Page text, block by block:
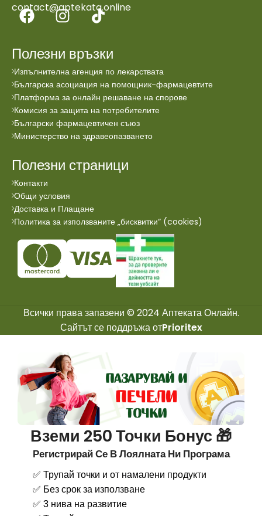
contact@aptekata.online
Полезни връзки
Изпълнителна агенция по лекарствата
Българска асоциация на помощник-фармацевтите
Платформа за онлайн решаване на спорове
Комисия за защита на потребителите
Български фармацевтичен съюз
Министерство на здравеопазването
Полезни страници
Контакти
Общи условия
Доставка и Плащане
Политика за използваните „бисквитки“ (cookies)
Всички права запазени © 2024 Аптеката Онлайн.
Сайтът се поддръжа отPrioritex
Вземи 250 Точки Бонус 🎁
Регистрирай Се В Лоялната Ни Програма
✅ Трупай точки и от намалени продукти
✅ Без срок за използване
✅ 3 нива на развитие